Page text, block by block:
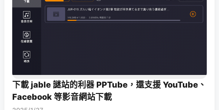
下載 jable 謎站的利器 PPTube，還支援 YouTube、
Facebook 等影音網站下載